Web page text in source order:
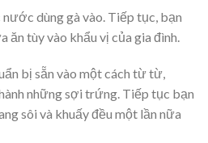
dùng gà vào. Tiếp tục, bạn
ăn tùy vào khẩu vị của gia đình.
bị sẵn vào một cách từ từ,
những sợi trứng. Tiếp tục bạn
sôi và khuấy đều một lần nữa